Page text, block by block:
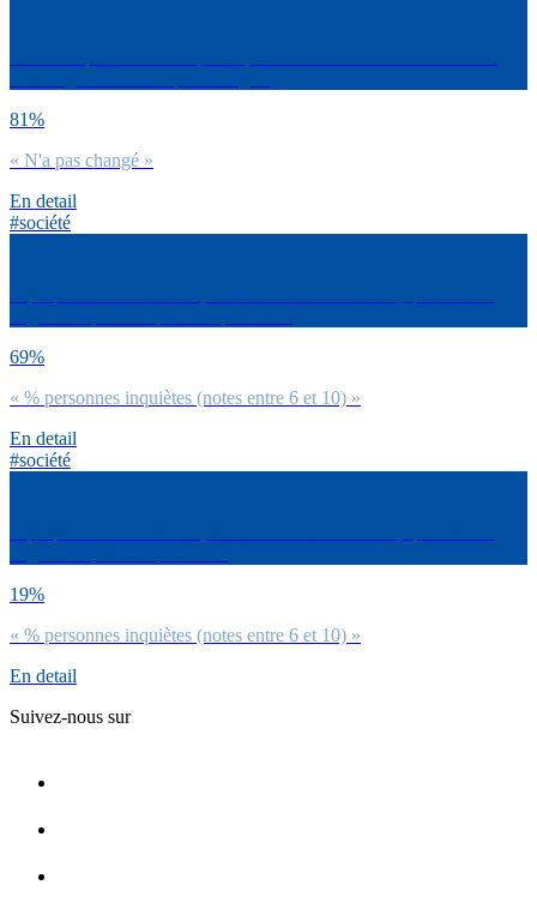
81%
« N'a pas changé »
En detail
#société
69%
« % personnes inquiètes (notes entre 6 et 10) »
En detail
#société
19%
« % personnes inquiètes (notes entre 6 et 10) »
En detail
Suivez-nous sur